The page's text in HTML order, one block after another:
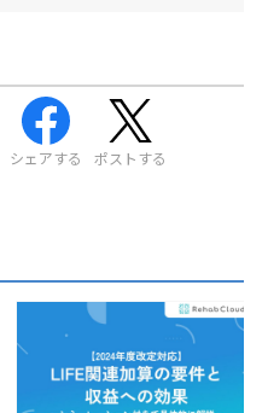
シェアする ポストする